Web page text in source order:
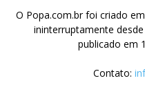
O Popa.com.br foi criado
ininterruptamente
publicado em
Contato: